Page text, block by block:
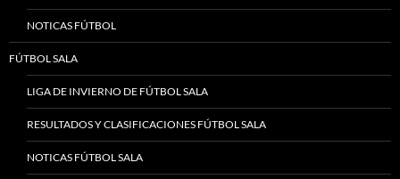
NOTICAS FÚTBOL
FÚTBOL SALA
LIGA DE INVIERNO DE FÚTBOL SALA
RESULTADOS Y CLASIFICACIONES FÚTBOL SALA
NOTICAS FÚTBOL SALA